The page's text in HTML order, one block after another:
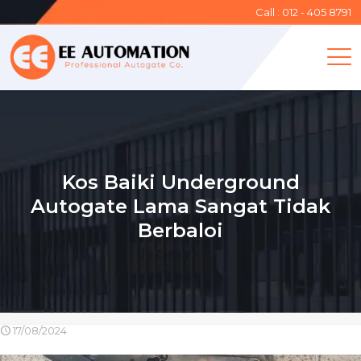
Call : 012 - 405 8791
Kos Baiki Underground
Autogate Lama Sangat Tidak
Berbaloi
17/08/2024